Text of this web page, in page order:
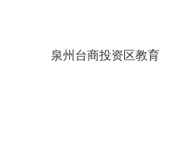
泉州台商投资区教育